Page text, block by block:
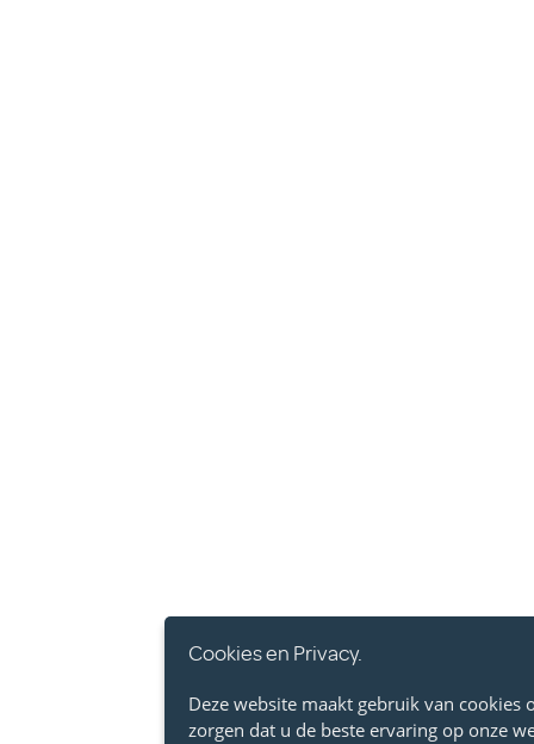
Cookies en Privacy.
Deze website maakt gebruik van cookies
zorgen dat u de beste ervaring op onze